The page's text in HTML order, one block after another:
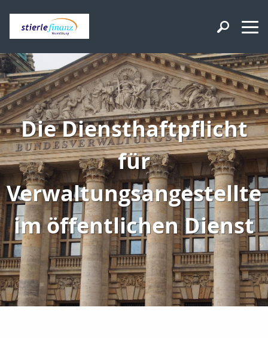
Die Diensthaftpflicht
für
Verwaltungsangestellte
im öffentlichen Dienst